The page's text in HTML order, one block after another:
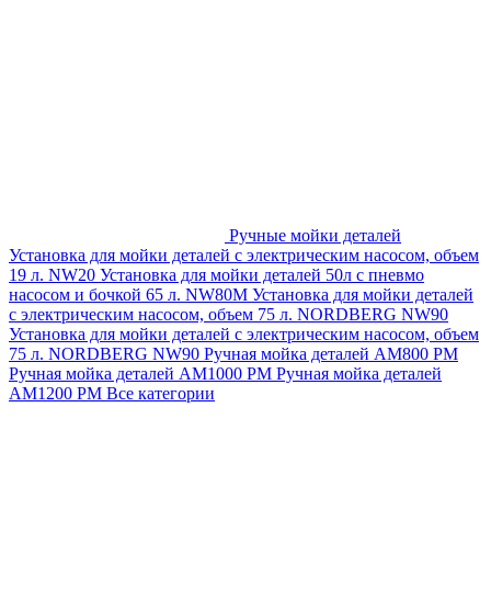
Ручные мойки деталей
Установка для мойки деталей с электрическим насосом, объем
19 л. NW20 Установка для мойки деталей 50л с пневмо
насосом и бочкой 65 л. NW80M Установка для мойки деталей
с электрическим насосом, объем 75 л. NORDBERG NW90
Установка для мойки деталей с электрическим насосом, объем
75 л. NORDBERG NW90 Ручная мойка деталей АМ800 РМ
Ручная мойка деталей АМ1000 РМ Ручная мойка деталей
АМ1200 РМ Все категории